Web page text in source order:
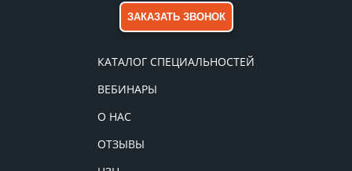
КАТАЛОГ СПЕЦИАЛЬНОСТЕЙ
ВЕБИНАРЫ
О НАС
ОТЗЫВЫ
ЗАКАЗАТЬ ЗВОНОК